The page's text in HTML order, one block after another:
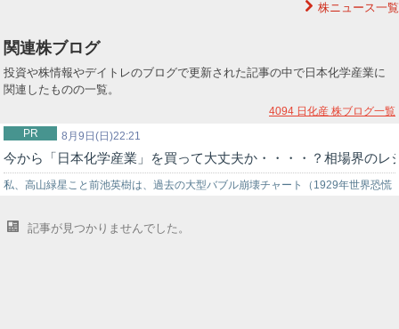
は売上高７４億６３００万円（前年同期比１６．６％増）、純利益７億４０００
株ニュース一覧
関連株ブログ
投資や株情報やデイトレのブログで更新された記事の中で日本化学産業に
関連したものの一覧。
4094 日化産 株ブログ一覧
8月9日(日)22:21
PR
今から「日本化学産業」を買って大丈夫か・・・・？相場界のレ
私、高山緑星こと前池英樹は、過去の大型バブル崩壊チャート（1929年世界恐慌
記事が見つかりませんでした。